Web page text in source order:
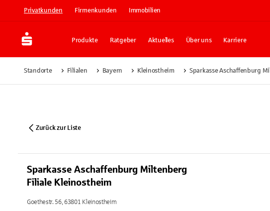
Privatkunden Firmenkunden Immobilien
Produkte Ratgeber Aktuelles Über uns Karriere
Standorte Filialen Bayern Kleinostheim Sparkasse Aschaffenburg
Zurück zur Liste
Sparkasse Aschaffenburg Miltenberg
Filiale Kleinostheim
Goethestr. 56, 63801 Kleinostheim